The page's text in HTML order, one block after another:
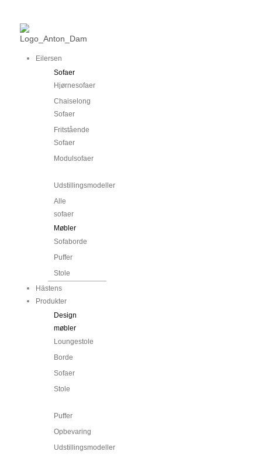
indholdet
Eilersen
Sofaer
Hjørnesofaer
Chaiselong
Sofaer
Fritstående
Sofaer
Modulsofaer
Udstillingsmodeller
Alle
sofaer
Møbler
Sofaborde
Puffer
Stole
Hästens
Produkter
Design
møbler
Loungestole
Borde
Sofaer
Stole
Puffer
Opbevaring
Udstillingsmodeller